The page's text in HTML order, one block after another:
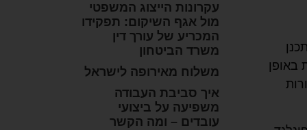
באופן
עקרונות הייצוג המשפטי
מול אגף השיקום: תפקידו
המכריע של עורך דין
משרד הביטחון
משלוח מאירופה לישראל
איך סביבת העבודה
משפיעה על ביצועי
עובדים – ומה הקשר